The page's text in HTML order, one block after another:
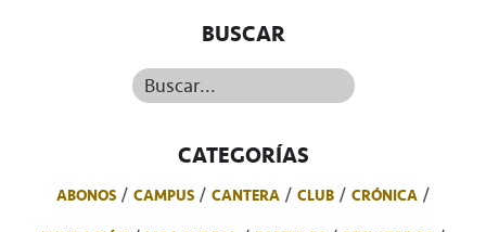
BUSCAR
Buscar...
CATEGORÍAS
ABONOS CAMPUS CANTERA CLUB
CRÓNICA